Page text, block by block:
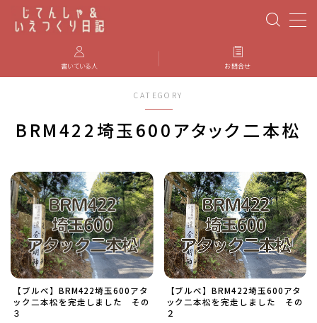
PBP(Paris-Brest-Paris)
エベレスティング
パーツのインプレ・カスタマイズ
iGPSPORT
カステリ
ブルベ装備
書いている人 お問合せ
CATEGORY
BRM422埼玉600アタック二本松
【ブルべ】BRM422埼玉600アタ
ック二本松を完走しました その
３
【ブルべ】BRM422埼玉600アタ
ック二本松を完走しました その
２